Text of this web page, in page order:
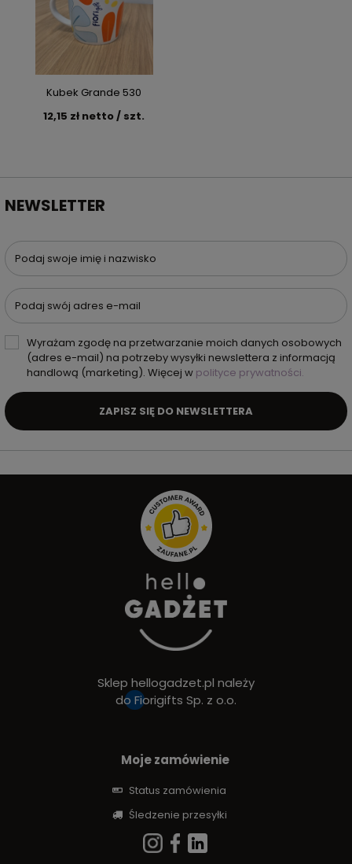
Kubek Grande 530
12,15 zł netto / szt.
NEWSLETTER
Podaj swoje imię i nazwisko
Podaj swój adres e-mail
Wyrażam zgodę na przetwarzanie moich danych osobowych
(adres e-mail) na potrzeby wysyłki newslettera z informacją
handlową (marketing). Więcej w polityce prywatności.
ZAPISZ SIĘ DO NEWSLETTERA
Sklep hellogadzet.pl należy
do Fiorigifts Sp. z o.o.
Moje zamówienie
Status zamówienia
Śledzenie przesyłki